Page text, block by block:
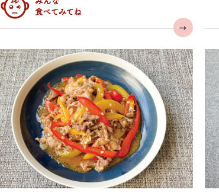
みんなの人気急上昇